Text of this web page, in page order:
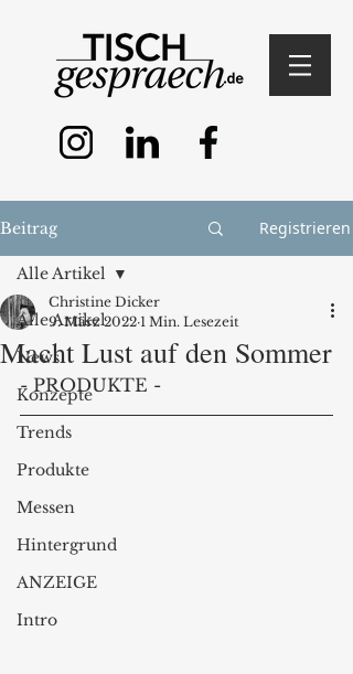
Beitrag Registrieren
Alle Artikel
News
Konzepte
Trends
Produkte
Messen
Hintergrund
ANZEIGE
Intro
Alle Artikel
Macht Lust auf den Sommer
Christine Dicker
9. März 2022 1 Min. Lesezeit
- PRODUKTE -